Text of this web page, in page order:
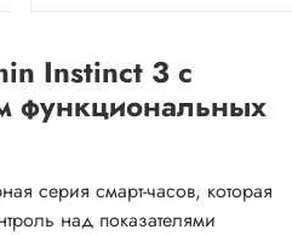
Instinct 3 с
функциональных
серия смарт-часов, которая
над показателями